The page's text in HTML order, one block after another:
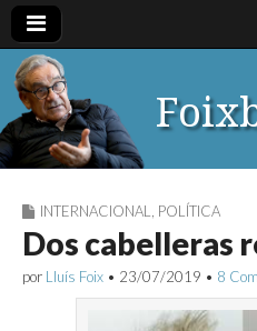
INTERNACIONAL POLÍTICA
Dos cabelleras
por Lluís Foix • 23/07/2019 • 8